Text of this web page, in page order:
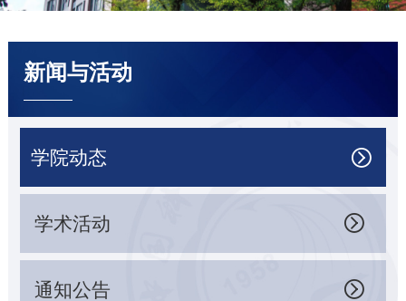
新闻与活动
学院动态 
学术活动 
通知公告 